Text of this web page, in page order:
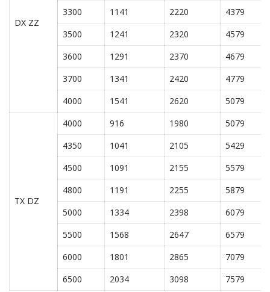
DX ZZ
3300
1141 2220
4379
3500
1241 2320
4579
3600
1291 2370
4679
3700
1341 2420
4779
4000
1541 2620 5079
TX DZ
4000 916 1980
5079
4350
1041 2105
5429
4500
1091 2155
5579
4800
1191 2255
5879
5000
1334 2398
6079
5500
1568 2647
6579
6000
1801 2865
7079
6500
2034 3098 7579